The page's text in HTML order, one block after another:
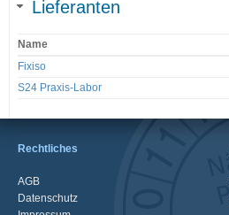
Lieferanten
Name
Fixiso
S24 Praxis-Labor
Rechtliches
AGB
Datenschutz